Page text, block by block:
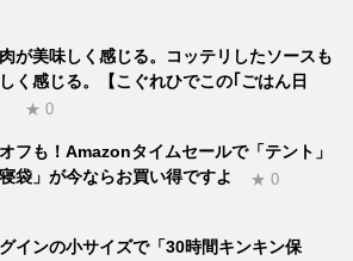
が美味しく感じる。コッテリしたソースも
く感じる。【こぐれひでこの｢ごはん日
★ 0
フも！Amazonタイムセールで「テント」
袋」が今ならお買い得ですよ
★ 0
インの小サイズで「30時間キンキン保